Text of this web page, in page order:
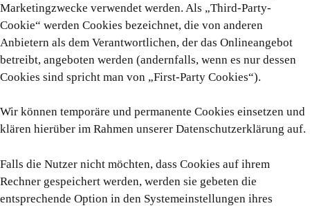
Marketingzwecke verwendet werden. Als „Third-Party-
Cookie“ werden Cookies bezeichnet, die von anderen
Anbietern als dem Verantwortlichen, der das Onlineangebot
betreibt, angeboten werden (andernfalls, wenn es nur dessen
Cookies sind spricht man von „First-Party Cookies“).
Wir können temporäre und permanente Cookies einsetzen und
klären hierüber im Rahmen unserer Datenschutzerklärung auf.
Falls die Nutzer nicht möchten, dass Cookies auf ihrem
Rechner gespeichert werden, werden sie gebeten die
entsprechende Option in den Systemeinstellungen ihres